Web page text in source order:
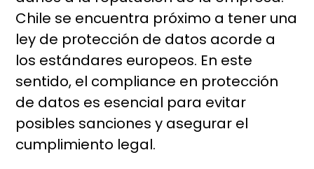
Chile se encuentra próximo a tener una
ley de protección de datos acorde a
los estándares europeos. En este
sentido, el compliance en protección
de datos es esencial para evitar
posibles sanciones y asegurar el
cumplimiento legal.